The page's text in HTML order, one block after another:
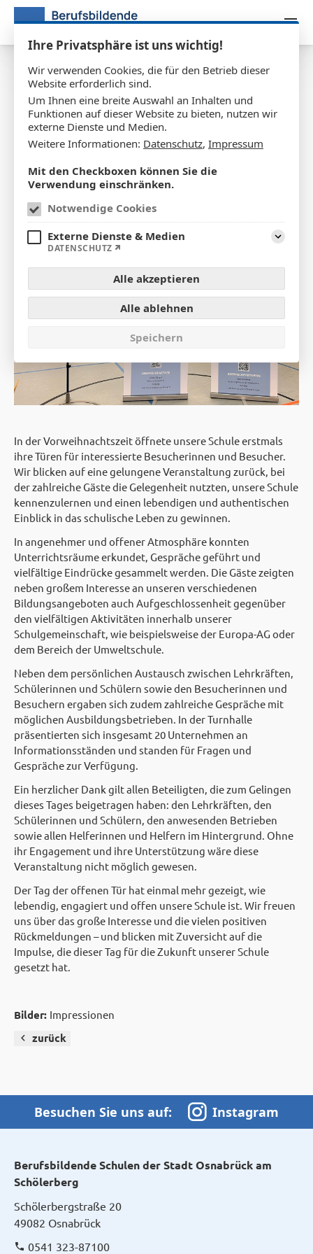
Erfolgreiche Premiere des Tags
der offenen Tür
In der Vorweihnachtszeit öffnete unsere Schule erstmals
ihre Türen für interessierte Besucherinnen und Besucher.
Wir blicken auf eine gelungene Veranstaltung zurück, bei
der zahlreiche Gäste die Gelegenheit nutzten, unsere Schule
kennenzulernen und einen lebendigen und authentischen
Einblick in das schulische Leben zu gewinnen.
In angenehmer und offener Atmosphäre konnten
Unterrichtsräume erkundet, Gespräche geführt und
vielfältige Eindrücke gesammelt werden. Die Gäste zeigten
neben großem Interesse an unseren verschiedenen
Bildungsangeboten auch Aufgeschlossenheit gegenüber
den vielfältigen Aktivitäten innerhalb unserer
Schulgemeinschaft, wie beispielsweise der Europa-AG oder
dem Bereich der Umweltschule.
Neben dem persönlichen Austausch zwischen Lehrkräften,
Schülerinnen und Schülern sowie den Besucherinnen und
Besuchern ergaben sich zudem zahlreiche Gespräche mit
möglichen Ausbildungsbetrieben. In der Turnhalle
präsentierten sich insgesamt 20 Unternehmen an
Informationsständen und standen für Fragen und
Gespräche zur Verfügung.
Ein herzlicher Dank gilt allen Beteiligten, die zum Gelingen
dieses Tages beigetragen haben: den Lehrkräften, den
Schülerinnen und Schülern, den anwesenden Betrieben
sowie allen Helferinnen und Helfern im Hintergrund. Ohne
ihr Engagement und ihre Unterstützung wäre diese
Veranstaltung nicht möglich gewesen.
Der Tag der offenen Tür hat einmal mehr gezeigt, wie
lebendig, engagiert und offen unsere Schule ist. Wir freuen
uns über das große Interesse und die vielen positiven
Rückmeldungen – und blicken mit Zuversicht auf die
Impulse, die dieser Tag für die Zukunft unserer Schule
gesetzt hat.
Bilder: Impressionen
zurück
Besuchen Sie uns auf: Instagram
Berufsbildende Schulen der Stadt Osnabrück am
Schölerberg
Schölerbergstraße 20
49082 Osnabrück
0541 323-87100
Ihre Privatsphäre ist uns wichtig!
Wir verwenden Cookies, die für den Betrieb dieser
Website erforderlich sind.
Um Ihnen eine breite Auswahl an Inhalten und
Funktionen auf dieser Website zu bieten, nutzen wir
externe Dienste und Medien.
Weitere Informationen: Datenschutz, Impressum
Mit den Checkboxen können Sie die
Verwendung einschränken.
Notwendige Cookies
Externe Dienste & Medien
DATENSCHUTZ
Alle akzeptieren
Alle ablehnen
Speichern